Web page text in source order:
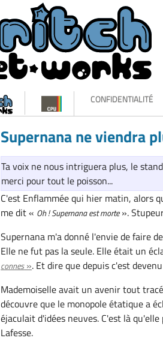
CONFIDENTIALITÉ
Supernana ne viendra
Ta voix ne nous intriguera plus, le
merci pour tout le poisson...
C'est Enflammée qui hier matin, alors
me dit « Oh ! Supernana est morte».
Supernana m'a donné l'envie de faire
Elle ne fut pas la seule. Elle était un
connes». Et dire que depuis c'est
Mademoiselle avait un avenir tout
découvre que le monopole étatique a
éjaculait d'idées neuves. C'est là
Lafesse.